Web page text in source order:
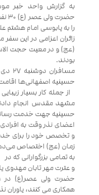
به گزارش واحد خبر
را به پابوسی امام هشتم
زائران اعزامی در این
(عج) و در معیت حجت
بودند.
حسینیه اصفهانی‌ها
از جمله کار بسیار
مشهد مقدس انجام
حسینیه جهت خدمت
اعضای نذر وقت به
و تخصص خود را برای
زمان (عج) اختصاص
به تمامی بزرگوارانی
و عترت مهر تابان مهدوی
حضرت ولی عصر(ع) در
همکاری می کنند، یاوران